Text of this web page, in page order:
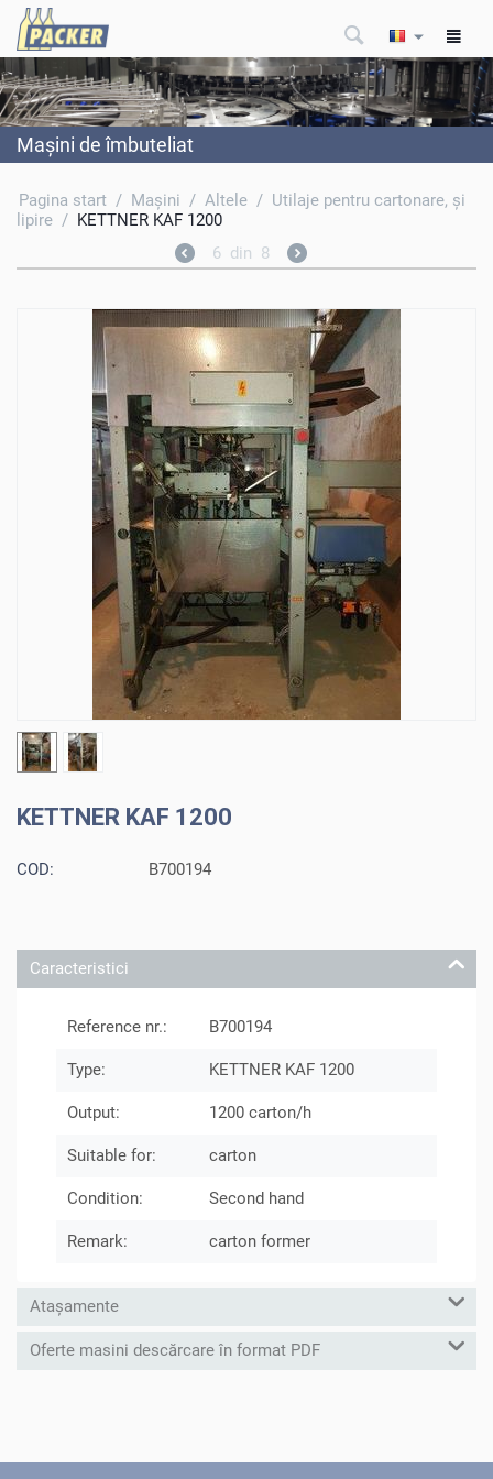
Maşini de îmbuteliat
Pagina start / Maşini / Altele / Utilaje pentru cartonare, şi
lipire / KETTNER KAF 1200
6 din 8
KETTNER KAF 1200
COD: B700194
Caracteristici
Reference nr.: B700194
Type: KETTNER KAF 1200
Output: 1200 carton/h
Suitable for: carton
Condition: Second hand
Remark: carton former
Atașamente
Oferte masini descărcare în format PDF